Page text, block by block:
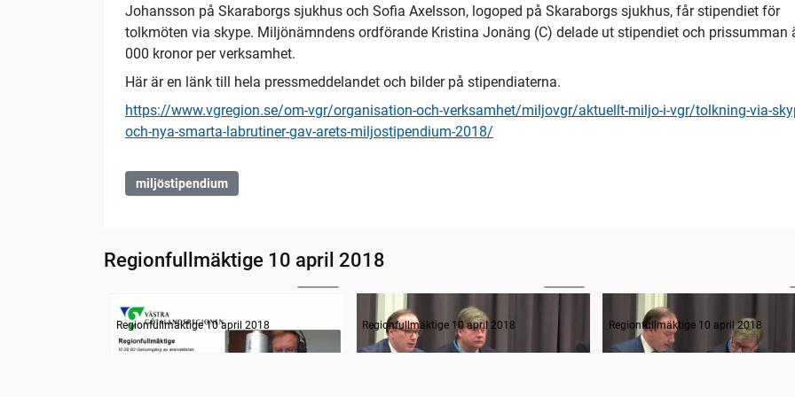
Johansson på Skaraborgs sjukhus och Sofia Axelsson, logoped på Skaraborgs sjukhus, får stipendiet för
tolkmöten via skype. Miljönämndens ordförande Kristina Jonäng (C) delade ut stipendiet och prissumman
000 kronor per verksamhet.
Här är en länk till hela pressmeddelandet och bilder på stipendiaterna.
https://www.vgregion.se/om-vgr/organisation-och-verksamhet/miljovgr/aktuellt-miljo-i-vgr/tolkning-via-
och-nya-smarta-labrutiner-gav-arets-miljostipendium-2018/
miljöstipendium
Regionfullmäktige 10 april 2018
Information
Regionfullmäktige 10 april 2018
Inledande formalia
Regionfullmäktige 10 april 2018 Regionfullmäktige 10 april 2018